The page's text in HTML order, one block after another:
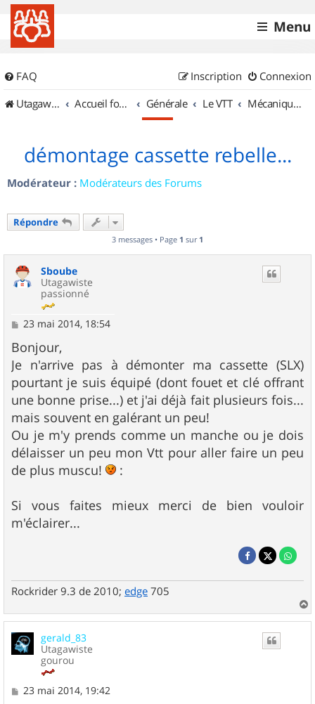
Menu
FAQ Connexion
Inscription
UtagawaVTT (Randos VTT et VTTAE avec traces GPS)
Accueil forum Générale Le VTT Mécanique et Entretiens
démontage cassette rebelle...
Modérateur : Modérateurs des Forums
Répondre
3 messages • Page 1 sur 1
Sboube
Utagawiste
passionné
M
s
s
a
g
e
23 mai 2014, 18:54
Bonjour,
Je n'arrive pas à démonter ma cassette (SLX)
pourtant je suis équipé (dont fouet et clé offrant
une bonne prise...) et j'ai déjà fait plusieurs fois...
mais souvent en galérant un peu!
Ou je m'y prends comme un manche ou je dois
délaisser un peu mon Vtt pour aller faire un peu
de plus muscu!
:
Si vous faites mieux merci de bien vouloir
m'éclairer...
Rockrider 9.3 de 2010; edge 705
a
u
gerald_83
Utagawiste
gourou
M
23 mai 2014, 19:42